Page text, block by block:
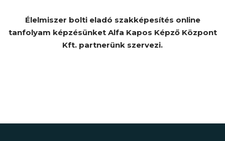
Élelmiszer bolti eladó szakképesítés online
tanfolyam képzésünket Alfa Kapos Képző Központ
Kft. partnerünk szervezi.